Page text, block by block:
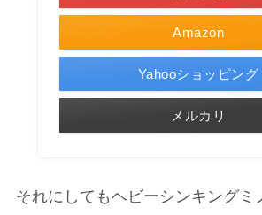
Amazon
Yahooショッピング
メルカリ
それにしてもヘビーシンキングミ